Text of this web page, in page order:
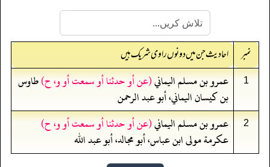
نمبر احادیث جن میں دونوں راوی شریک ہیں
1 عمرو بن مسلم اليماني(عن أو حدثنا أو سمعت أو و، ح)طاوس
بن كيسان اليماني، أبو عبد الرحمن
2 عمرو بن مسلم اليماني(عن أو حدثنا أو سمعت أو و، ح)
عكرمة مولى ابن عباس، أبو مجالد، أبو عبد الله